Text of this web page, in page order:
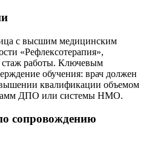
с высшим медицинским
«Рефлексотерапия»,
работы. Ключевым
обучения: врач должен
квалификации объемом
ДПО или системы НМО.
сопровождению